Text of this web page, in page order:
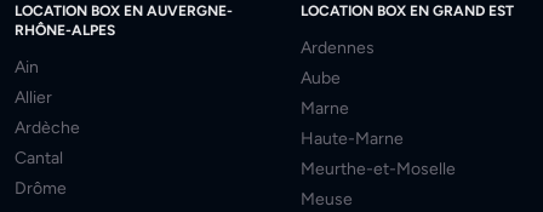
LOCATION BOX EN AUVERGNE-
RHÔNE-ALPES
Ain
Allier
Ardèche
Cantal
Drôme
LOCATION BOX EN GRAND EST
Ardennes
Aube
Marne
Haute-Marne
Meurthe-et-Moselle
Meuse